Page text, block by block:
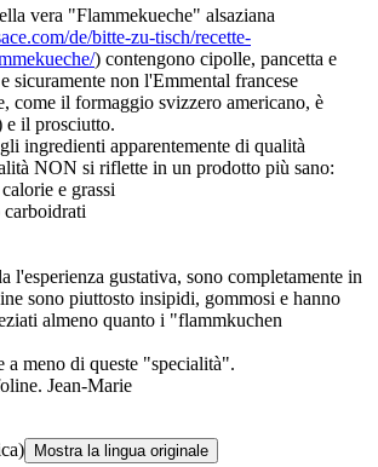
vera "Flammekueche" alsaziana
de/bitte-zu-tisch/recette-
) contengono cipolle, pancetta e
sicuramente non l'Emmental francese
come il formaggio svizzero americano, è
e il prosciutto.
ingredienti apparentemente di qualità
NON si riflette in un prodotto più sano:
e grassi
l'esperienza gustativa, sono completamente in
sono piuttosto insipidi, gommosi e hanno
almeno quanto i "flammkuchen
a meno di queste "specialità".
Jean-Marie
Mostra la lingua originale